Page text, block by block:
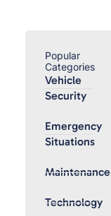
Popular
Categories
Vehicle
Security
Emergency
Situations
Maintenance
Technology